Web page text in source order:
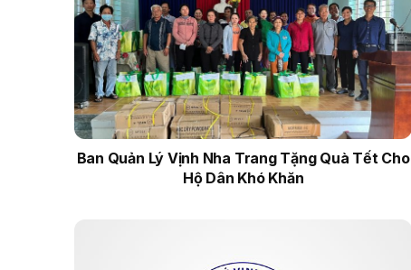
Ban Quản Lý Vịnh Nha Trang Tặng Quà Tết Cho
Hộ Dân Khó Khăn